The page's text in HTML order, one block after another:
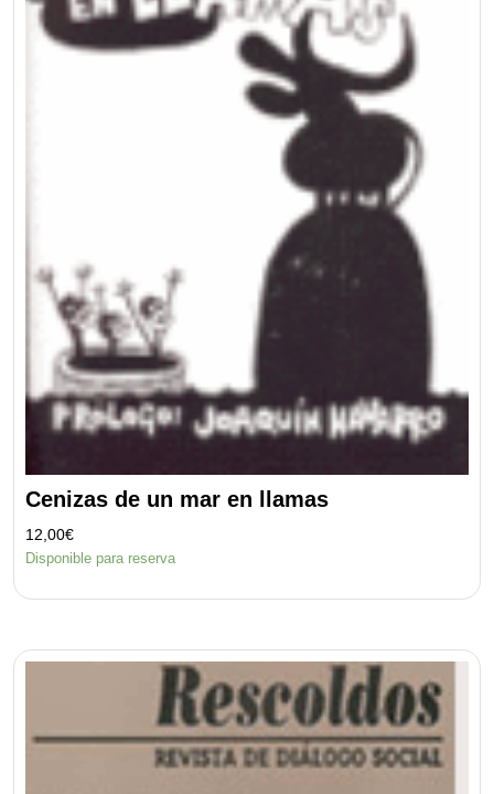
Cenizas de un mar en llamas
12,00€
Disponible para reserva